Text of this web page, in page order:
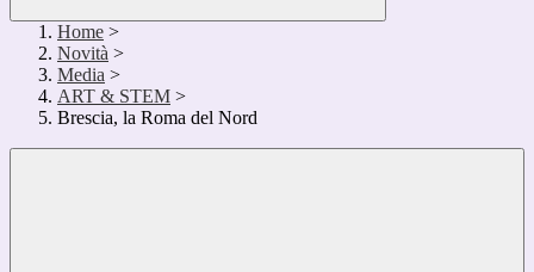
Home >
Novità >
Media >
ART & STEM >
Brescia, la Roma del Nord